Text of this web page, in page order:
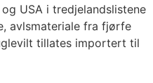
USA i tredjelandslistene
avlsmateriale fra fjørfe
tillates importert til